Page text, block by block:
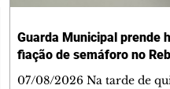
Guarda Municipal prende
fiação de semáforo no
07/08/2026 Na tarde de